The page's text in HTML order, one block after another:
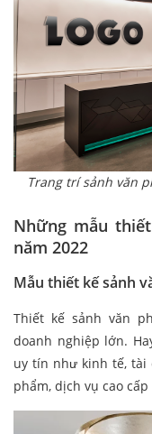
Trang trí sảnh văn
Những mẫu
năm 2022
Mẫu thiết kế sảnh
Thiết kế sảnh văn
doanh nghiệp lớn.
uy tín như kinh tế, tài
phẩm, dịch vụ cao